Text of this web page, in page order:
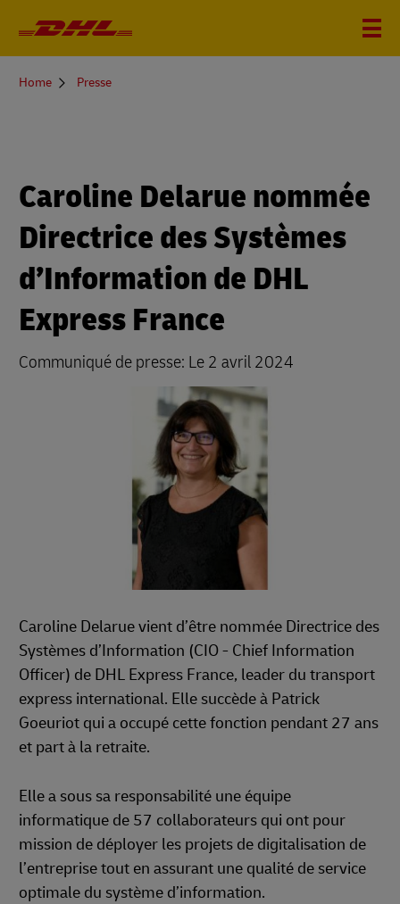
You
Home Presse
Caroline Delarue nommée
Directrice des Systèmes
d’Information de DHL
Express France
Communiqué de presse: Le 2 avril 2024
Caroline Delarue vient d’être nommée Directrice des
Systèmes d’Information (CIO - Chief Information
Officer) de DHL Express France, leader du transport
express international. Elle succède à Patrick
Goeuriot qui a occupé cette fonction pendant 27 ans
et part à la retraite.
Elle a sous sa responsabilité une équipe
informatique de 57 collaborateurs qui ont pour
mission de déployer les projets de digitalisation de
l’entreprise tout en assurant une qualité de service
optimale du système d’information.